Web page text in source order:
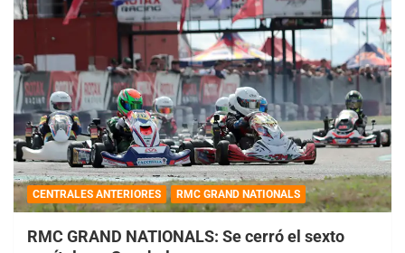
CENTRALES ANTERIORES RMC GRAND NATIONALS
RMC GRAND NATIONALS: Se cerró el sexto